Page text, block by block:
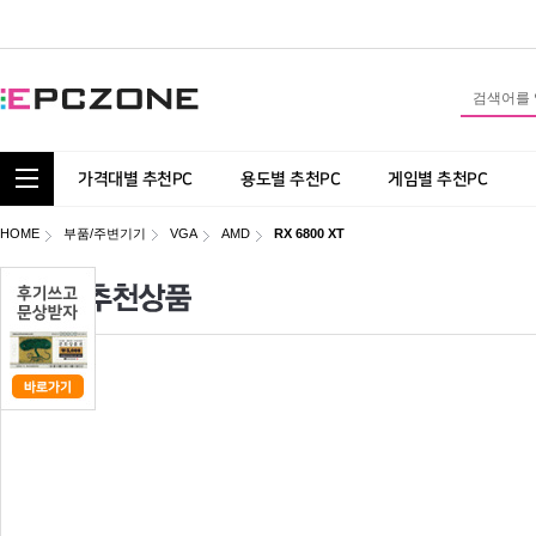
통합 카테고리 보기
가격대별 추천PC 용도별 추천PC 게임별 추천PC
HOME 부품/주변기기 VGA AMD RX 6800 XT